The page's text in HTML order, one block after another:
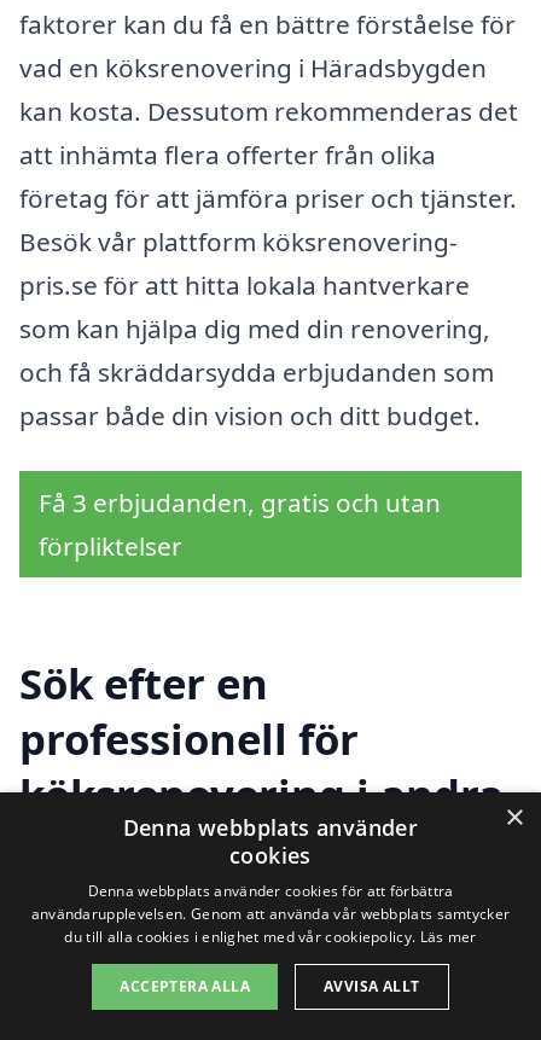
faktorer kan du få en bättre förståelse för
vad en köksrenovering i Häradsbygden
kan kosta. Dessutom rekommenderas det
att inhämta flera offerter från olika
företag för att jämföra priser och tjänster.
Besök vår plattform köksrenovering-
pris.se för att hitta lokala hantverkare
som kan hjälpa dig med din renovering,
och få skräddarsydda erbjudanden som
passar både din vision och ditt budget.
Få 3 erbjudanden, gratis och utan
förpliktelser
Sök efter en
professionell för
köksrenovering i andra
städer nära
Häradsbygden
Att renovera ditt kök är ett stort projekt
×
Denna webbplats använder
cookies
Denna webbplats använder cookies för att förbättra
användarupplevelsen. Genom att använda vår webbplats samtycker
du till alla cookies i enlighet med vår cookiepolicy. Läs mer
ACCEPTERA ALLA AVVISA ALLT